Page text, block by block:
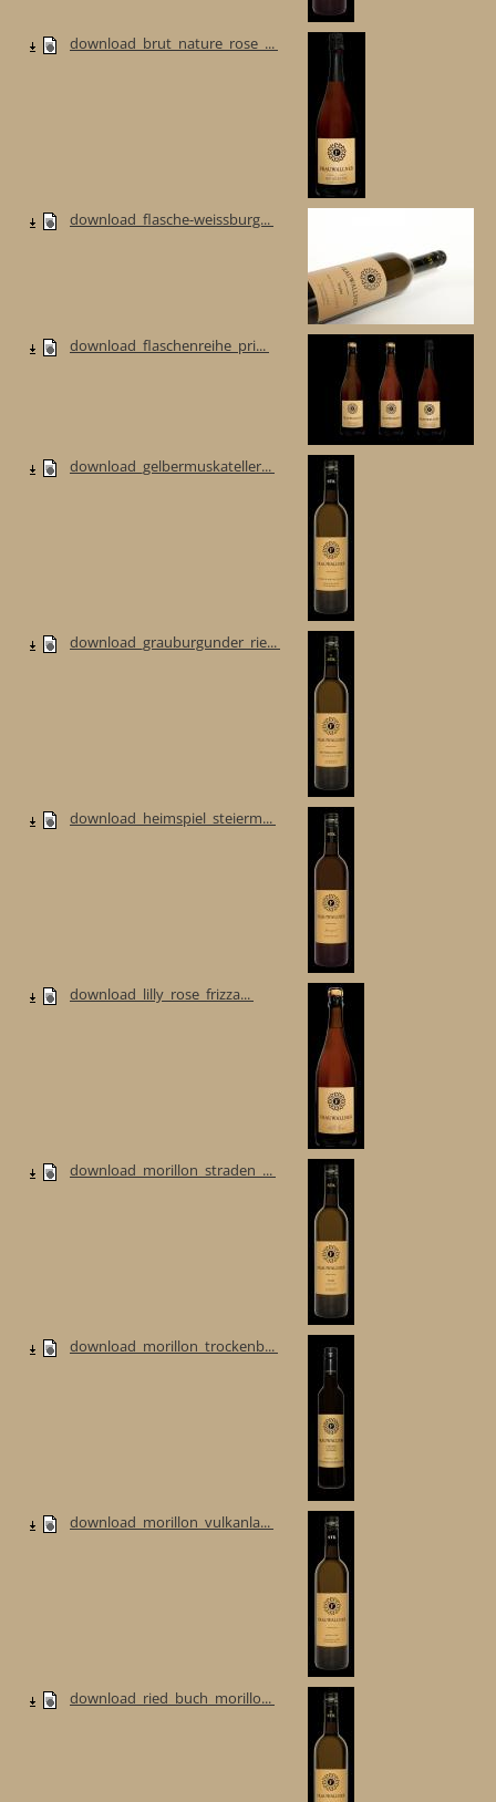
download_brut_nature_rose_...
download_flasche-weissburg...
download_flaschenreihe_pri...
download_gelbermuskateller...
download_grauburgunder_rie...
download_heimspiel_steierm...
download_lilly_rose_frizza...
download_morillon_straden_...
download_morillon_trockenb...
download_morillon_vulkanla...
download_ried_buch_morillo...